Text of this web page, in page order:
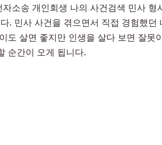
소송 개인회생 나의 사건검색 민사 형
. 민사 사건을 겪으면서 직접 경험했던
도 살면 좋지만 인생을 살다 보면 잘못
순간이 오게 됩니다.